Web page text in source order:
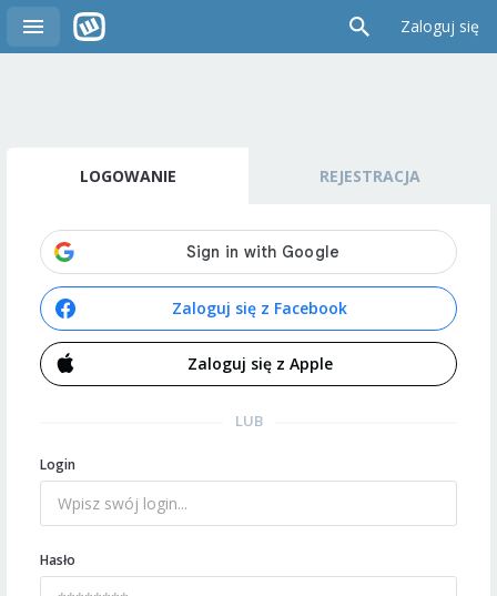
Zaloguj się
LOGOWANIE REJESTRACJA
Zaloguj się z Facebook
Zaloguj się z Apple
LUB
Login
Hasło